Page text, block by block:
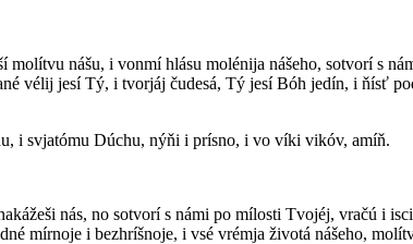
nášu, i vonmí hlásu molénija nášeho, sotvorí s
vélij jesí Tý, i tvorjáj čudesá, Tý jesí Bóh jedín, i ňísť
i svjatómu Dúchu, nýňi i prísno, i vo víki vikóv, amíň.
nás, no sotvorí s námi po mílosti Tvojéj, vračú i
mírnoje i bezhríšnoje, i vsé vrémja životá nášeho,